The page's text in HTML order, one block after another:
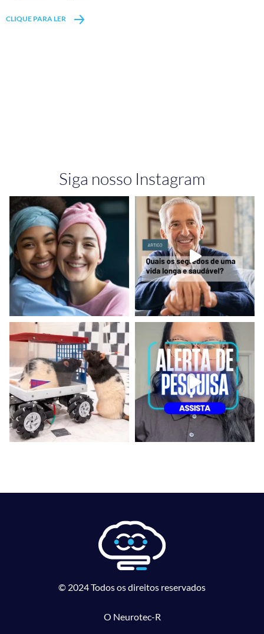
CLIQUE PARA LER
Siga nosso Instagram
© 2024 Todos os direitos reservados
O Neurotec-R